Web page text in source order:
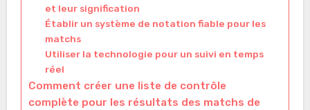
et leur signification
Établir un système de notation fiable pour les
matchs
Utiliser la technologie pour un suivi en temps
réel
Comment créer une liste de contrôle
complète pour les résultats des matchs de